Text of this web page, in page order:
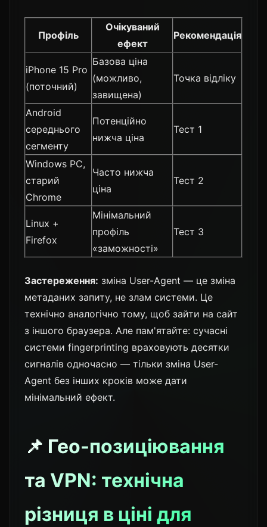
Профіль
Очікуваний
ефект
Рекомендація
iPhone 15 Pro
(поточний)
Базова ціна
(можливо,
завищена)
Точка відліку
Android
середнього
сегменту
Потенційно
нижча ціна
Тест 1
Windows PC,
старий
Chrome
Часто нижча
ціна
Тест 2
Linux +
Firefox
Мінімальний
профіль
«заможності»
Тест 3
Застереження: зміна User-Agent — це зміна
метаданих запиту, не злам системи. Це
технічно аналогічно тому, щоб зайти на сайт
з іншого браузера. Але пам'ятайте: сучасні
системи fingerprinting враховують десятки
сигналів одночасно — тільки зміна User-
Agent без інших кроків може дати
мінімальний ефект.
📌 Гео-позиціювання
та VPN: технічна
різниця в ціні для